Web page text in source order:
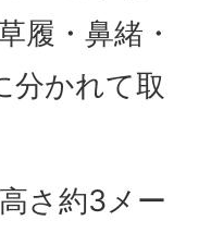
履・鼻緒・
分かれて取
さ約3メー